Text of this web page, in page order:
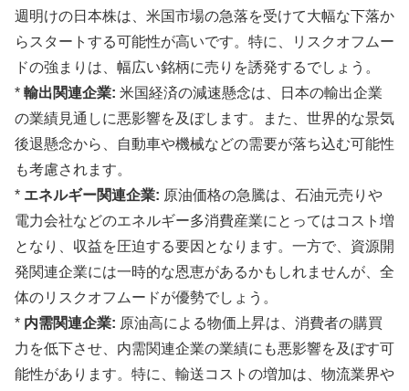
週明けの日本株は、米国市場の急落を受けて大幅な下落か
らスタートする可能性が高いです。特に、リスクオフムー
ドの強まりは、幅広い銘柄に売りを誘発するでしょう。
* 輸出関連企業: 米国経済の減速懸念は、日本の輸出企業
の業績見通しに悪影響を及ぼします。また、世界的な景気
後退懸念から、自動車や機械などの需要が落ち込む可能性
も考慮されます。
* エネルギー関連企業: 原油価格の急騰は、石油元売りや
電力会社などのエネルギー多消費産業にとってはコスト増
となり、収益を圧迫する要因となります。一方で、資源開
発関連企業には一時的な恩恵があるかもしれませんが、全
体のリスクオフムードが優勢でしょう。
* 内需関連企業: 原油高による物価上昇は、消費者の購買
力を低下させ、内需関連企業の業績にも悪影響を及ぼす可
能性があります。特に、輸送コストの増加は、物流業界や